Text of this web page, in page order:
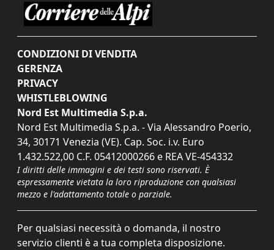
CONDIZIONI DI VENDITA
GERENZA
PRIVACY
WHISTLEBLOWING
Nord Est Multimedia S.p.a.
Nord Est Multimedia S.p.a. - Via Alessandro Poerio,
34, 30171 Venezia (VE). Cap. Soc. i.v. Euro
1.432.522,00 C.F. 05412000266 e REA VE-454332
I diritti delle immagini e dei testi sono riservati. È
espressamente vietata la loro riproduzione con qualsiasi
mezzo e l'adattamento totale o parziale.
Per qualsiasi necessità o domanda, il nostro
servizio clienti è a tua completa disposizione.